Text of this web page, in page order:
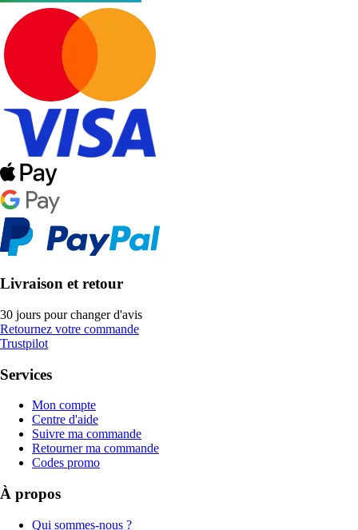
Livraison et retour
30 jours pour changer d'avis
Retournez votre commande
Trustpilot
Services
Mon compte
Centre d'aide
Suivre ma commande
Retourner ma commande
Codes promo
À propos
Qui sommes-nous ?